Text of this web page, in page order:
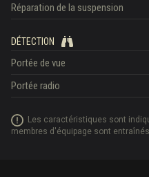
Réparation de la suspension
DÉTECTION
Portée de vue
Portée radio
Les caractéristiques sont
membres d'équipage sont entraînés